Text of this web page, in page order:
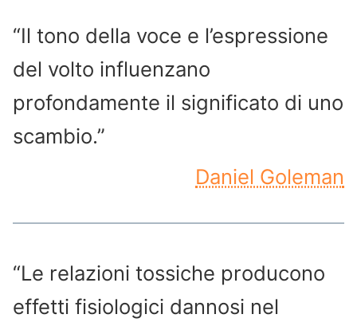
“Il tono della voce e l’espressione
del volto influenzano
profondamente il significato di uno
scambio.”
Daniel Goleman
“Le relazioni tossiche producono
effetti fisiologici dannosi nel